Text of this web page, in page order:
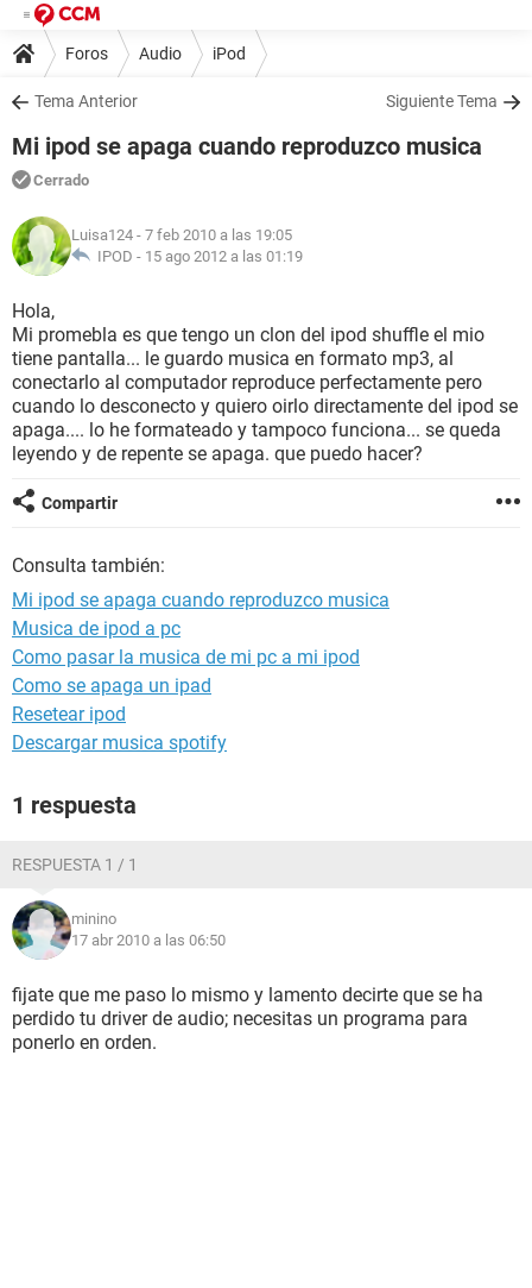
Foros Audio iPod
Tema Anterior Siguiente Tema
Mi ipod se apaga cuando reproduzco musica
Cerrado
Luisa124 - 7 feb 2010 a las 19:05
IPOD - 15 ago 2012 a las 01:19
Hola,
Mi promebla es que tengo un clon del ipod shuffle el mio
tiene pantalla... le guardo musica en formato mp3, al
conectarlo al computador reproduce perfectamente pero
cuando lo desconecto y quiero oirlo directamente del ipod se
apaga.... lo he formateado y tampoco funciona... se queda
leyendo y de repente se apaga. que puedo hacer?
Compartir
Consulta también:
Mi ipod se apaga cuando reproduzco musica
Musica de ipod a pc
Como pasar la musica de mi pc a mi ipod
Como se apaga un ipad
Resetear ipod
Descargar musica spotify
1 respuesta
RESPUESTA 1 / 1
minino
17 abr 2010 a las 06:50
fijate que me paso lo mismo y lamento decirte que se ha
perdido tu driver de audio; necesitas un programa para
ponerlo en orden.